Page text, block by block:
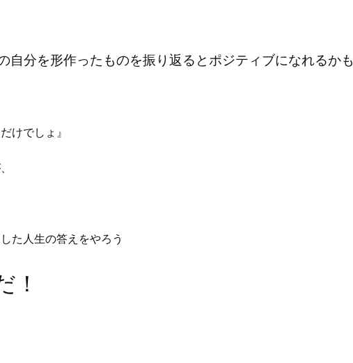
自分を形作ったものを振り返るとポジティブになれるかも
けでしょ』
た人生の答えをやろう
！